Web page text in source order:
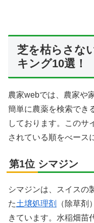
芝を枯らさな
キング10選！
農家webでは、農家や
簡単に農薬を検索でき
しております。このサ
されている順をべース
第1位 シマジン
シマジンは、スイスの
た土壌処理剤
（除草
きています。水稲畑苗